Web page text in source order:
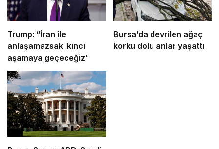
Trump: “İran ile
anlaşamazsak ikinci
aşamaya geçeceğiz”
Bursa’da devrilen ağaç
korku dolu anlar yaşattı